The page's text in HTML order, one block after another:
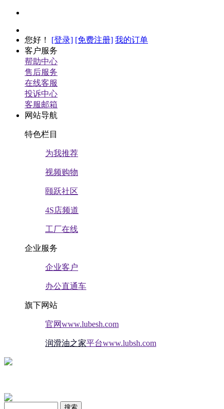
您好 ！ [登录] [免费注册] 我的订单
客户服务
帮助中心
售后服务
在线客服
投诉中心
客服邮箱
网站导航
特色栏目
为我推荐
视频购物
颐跃社区
4S店频道
工厂在线
企业服务
企业客户
办公直通车
旗下网站
官网www.lubesh.com
润滑油之家平台www.lubsh.com